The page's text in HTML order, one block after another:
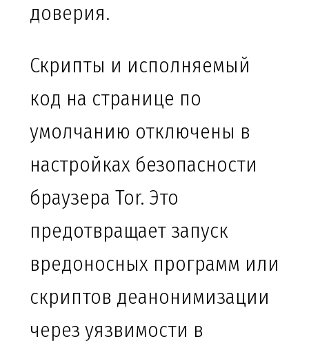
доверия.
Скрипты и исполняемый
код на странице по
умолчанию отключены в
настройках безопасности
браузера Tor. Это
предотвращает запуск
вредоносных программ или
скриптов деанонимизации
через уязвимости в